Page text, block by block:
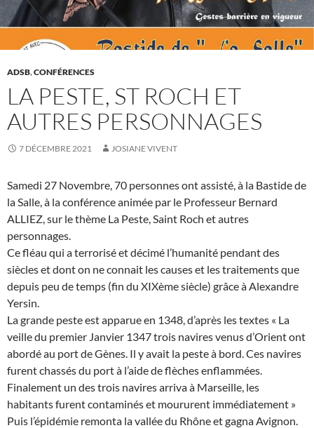
ADSB,CONFÉRENCES
LA PESTE, ST ROCH ET
AUTRES PERSONNAGES
7 DÉCEMBRE 2021 JOSIANE VIVENT
Samedi 27 Novembre, 70 personnes ont assisté, à la Bastide de
la Salle, à la conférence animée par le Professeur Bernard
ALLIEZ, sur le thème La Peste, Saint Roch et autres
personnages.
Ce fléau qui a terrorisé et décimé l’humanité pendant des
siècles et dont on ne connait les causes et les traitements que
depuis peu de temps (fin du XIXème siècle) grâce à Alexandre
Yersin.
La grande peste est apparue en 1348, d’après les textes « La
veille du premier Janvier 1347 trois navires venus d’Orient ont
abordé au port de Gènes. Il y avait la peste à bord. Ces navires
furent chassés du port à l’aide de flèches enflammées.
Finalement un des trois navires arriva à Marseille, les
habitants furent contaminés et moururent immédiatement »
Puis l’épidémie remonta la vallée du Rhône et gagna Avignon.